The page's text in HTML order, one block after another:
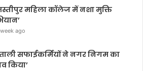
महिला कॉलेज में नशा मुक्ति
ago
सफाईकर्मियों ने नगर निगम का
किया’